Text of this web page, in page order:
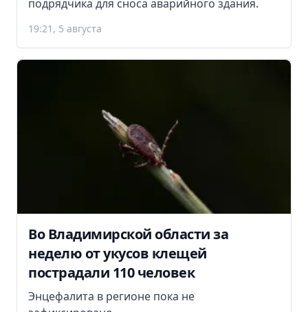
подрядчика для сноса аварийного здания.
19:21, 5 августа
Во Владимирской области за
неделю от укусов клещей
пострадали 110 человек
Энцефалита в регионе пока не